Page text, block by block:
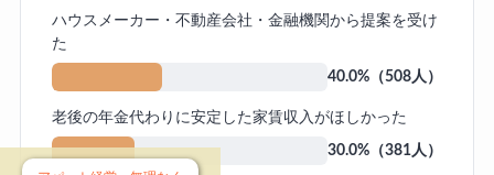
ハウスメーカー・不動産会社・金融機関から提案を受け
た
40.0%（508人）
老後の年金代わりに安定した家賃収入がほしかった
30.0%（381人）